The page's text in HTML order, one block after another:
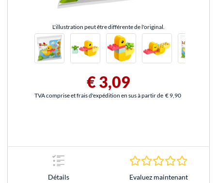
L'illustration peut être différente de l'original.
€ 3,09
TVA comprise et frais d'expédition en sus à partir de € 9,90
Détails Evaluez maintenant